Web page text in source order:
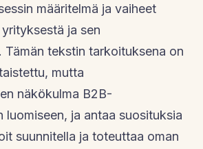
määritelmä ja vaiheet
ja sen
Tämän tekstin tarkoituksena on
mutta
näkökulma B2B-
luomiseen, ja antaa suosituksia
suunnitella ja toteuttaa oman